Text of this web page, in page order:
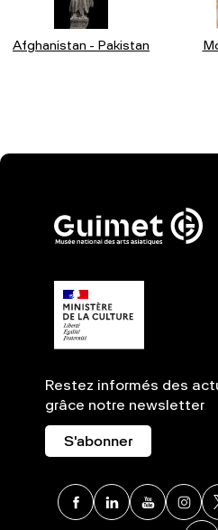
Afghanistan - Pakistan
Restez informés des
grâce notre newsletter
S'abonner
Facebook
Linkedin